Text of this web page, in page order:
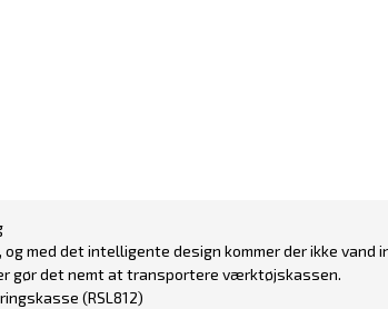
det intelligente design kommer der ikke vand
gør det nemt at transportere værktøjskassen.
(RSL812)